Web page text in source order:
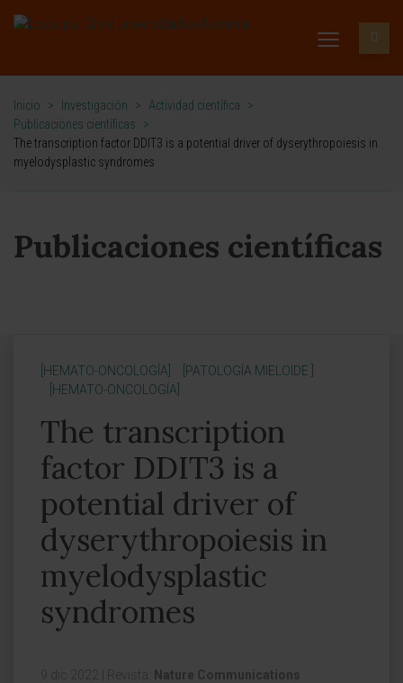
Inicio > Investigación > Actividad científica
>
Publicaciones científicas
>
The transcription factor DDIT3 is a potential driver of dyserythropoiesis in
myelodysplastic syndromes
Publicaciones científicas
[HEMATO-ONCOLOGÍA]
[PATOLOGÍA MIELOIDE ]
[HEMATO-ONCOLOGÍA]
The transcription
factor DDIT3 is a
potential driver of
dyserythropoiesis in
myelodysplastic
syndromes
9 dic 2022 Revista: Nature Communications